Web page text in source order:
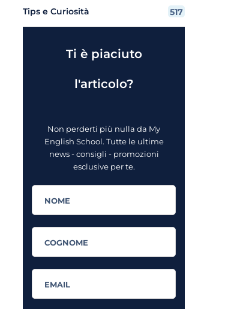
Tips e Curiosità 517
Ti è piaciuto
l'articolo?
Non perderti più nulla da My
English School. Tutte le ultime
news - consigli - promozioni
esclusive per te.